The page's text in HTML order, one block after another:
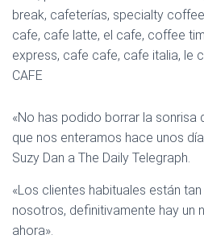
«No has podido borrar la sonrisa
que nos enteramos hace unos
Suzy Dan a The Daily Telegraph.
«Los clientes habituales están
nosotros, definitivamente hay un
ahora».